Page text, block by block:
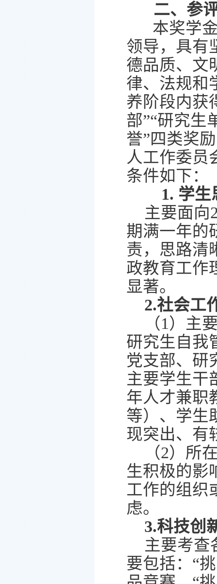
二、参
本奖学
领导，具有
德品质、文
律、法规和
养阶段内获
部”“研究生
誉”四类奖
人工作委员
条件如下：
1. 学生
主要面向
期满一年的
责，思路清
政教育工作
显著。
2.社会工
（1）主
研究生自我
党支部、研
主要学生干
年人才兼职
等）、学生
现突出、有
（2）所
生积极的影
工作的组织
虑。
3.科技创
主要考查
要包括： “